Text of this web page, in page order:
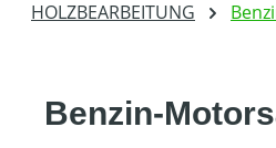
HOLZBEARBEITUNG
Benzin-